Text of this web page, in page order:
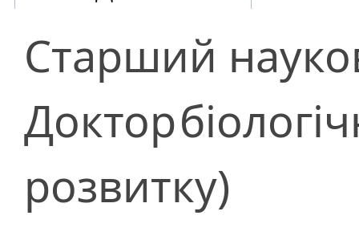
Старший
Доктор
розвитку)